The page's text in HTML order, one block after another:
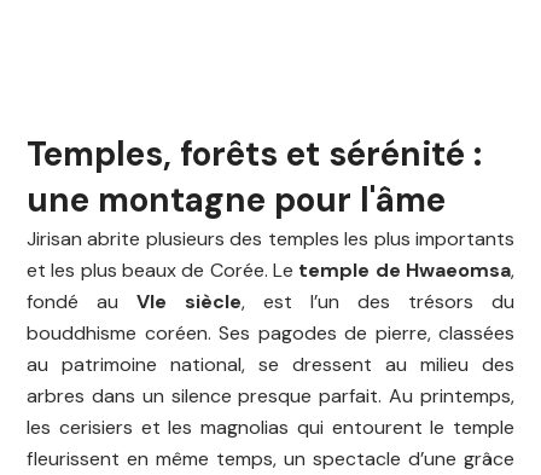
Temples, forêts et sérénité :
une montagne pour l'âme
Jirisan abrite plusieurs des temples les plus importants
et les plus beaux de Corée. Le temple de Hwaeomsa,
fondé au VIe siècle, est l’un des trésors du
bouddhisme coréen. Ses pagodes de pierre, classées
au patrimoine national, se dressent au milieu des
arbres dans un silence presque parfait. Au printemps,
les cerisiers et les magnolias qui entourent le temple
fleurissent en même temps, un spectacle d’une grâce